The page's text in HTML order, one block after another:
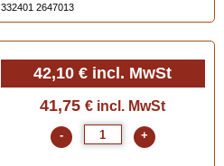
332401 2647013
42,10 € incl. MwSt
41,75 € incl. MwSt
- +